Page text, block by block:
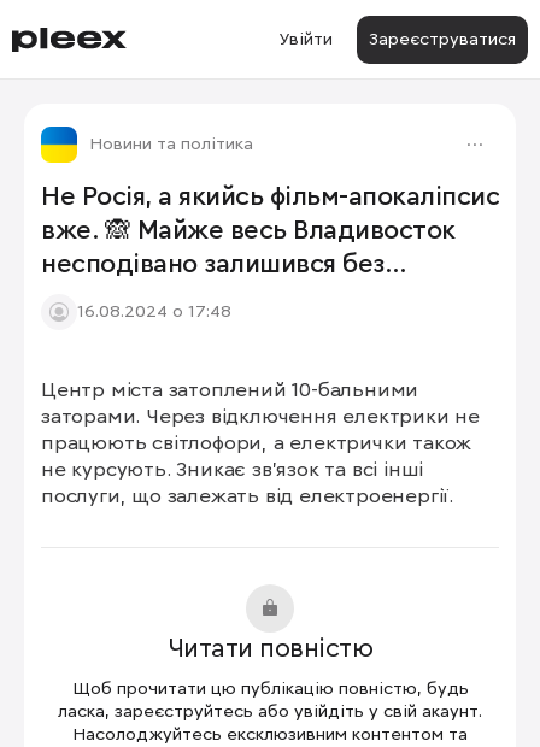
Увійти Зареєструватися
Новини та політика
Не Росія, а якийсь фільм-апокаліпсис
вже. 🙈 Майже весь Владивосток
несподівано залишився без
електроенергії.
16.08.2024 о 17:48
Центр міста затоплений 10-бальними
заторами. Через відключення електрики не
працюють світлофори, а електрички також
не курсують. Зникає зв'язок та всі інші
послуги, що залежать від електроенергії.
Читати повністю
Щоб прочитати цю публікацію повністю, будь
ласка, зареєструйтесь або увійдіть у свій акаунт.
Насолоджуйтесь ексклюзивним контентом та